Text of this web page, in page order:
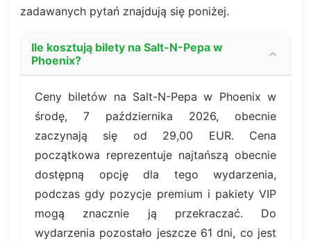
zadawanych pytań znajdują się poniżej.
Ile kosztują bilety na Salt-N-Pepa w
Phoenix?
Ceny biletów na Salt-N-Pepa w Phoenix w
środę, 7 października 2026, obecnie
zaczynają się od 29,00 EUR. Cena
początkowa reprezentuje najtańszą obecnie
dostępną opcję dla tego wydarzenia,
podczas gdy pozycje premium i pakiety VIP
mogą znacznie ją przekraczać. Do
wydarzenia pozostało jeszcze 61 dni, co jest